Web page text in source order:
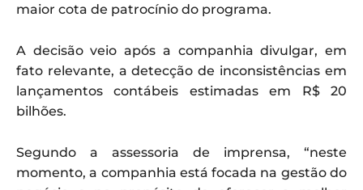
maior cota de patrocínio do programa.
A decisão veio após a companhia divulgar, em
fato relevante, a detecção de inconsistências em
lançamentos contábeis estimadas em R$ 20
bilhões.
Segundo a assessoria de imprensa, “neste
momento, a companhia está focada na gestão do